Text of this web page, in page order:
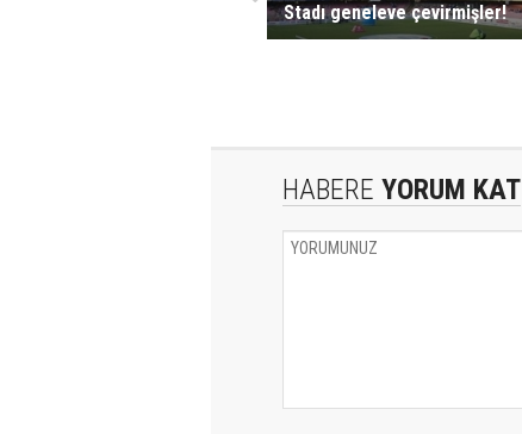
Stadı geneleve çevirmişler!
HABERE YORUM KAT